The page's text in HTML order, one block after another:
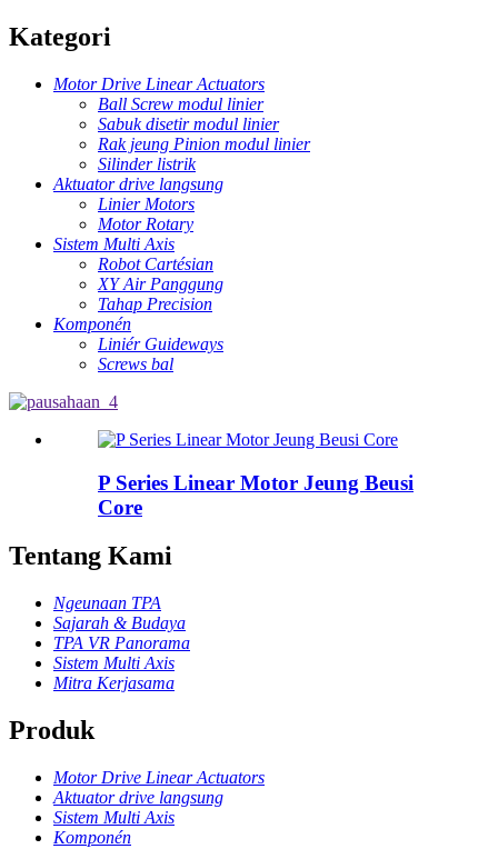
Kategori
Motor Drive Linear Actuators
Ball Screw modul linier
Sabuk disetir modul linier
Rak jeung Pinion modul linier
Silinder listrik
Aktuator drive langsung
Linier Motors
Motor Rotary
Sistem Multi Axis
Robot Cartésian
XY Air Panggung
Tahap Precision
Komponén
Liniér Guideways
Screws bal
P Series Linear Motor Jeung Beusi
Core
Tentang Kami
Ngeunaan TPA
Sajarah & Budaya
TPA VR Panorama
Sistem Multi Axis
Mitra Kerjasama
Produk
Motor Drive Linear Actuators
Aktuator drive langsung
Sistem Multi Axis
Komponén